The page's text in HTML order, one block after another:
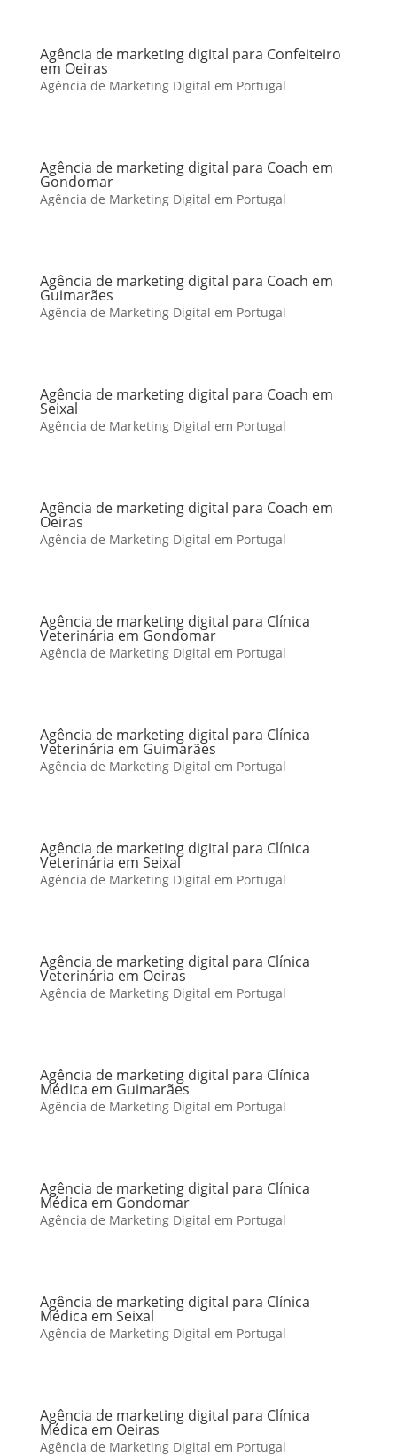
Agência de marketing digital para Confeiteiro
em Oeiras
Agência de Marketing Digital em Portugal
Agência de marketing digital para Coach em
Gondomar
Agência de Marketing Digital em Portugal
Agência de marketing digital para Coach em
Guimarães
Agência de Marketing Digital em Portugal
Agência de marketing digital para Coach em
Seixal
Agência de Marketing Digital em Portugal
Agência de marketing digital para Coach em
Oeiras
Agência de Marketing Digital em Portugal
Agência de marketing digital para Clínica
Veterinária em Gondomar
Agência de Marketing Digital em Portugal
Agência de marketing digital para Clínica
Veterinária em Guimarães
Agência de Marketing Digital em Portugal
Agência de marketing digital para Clínica
Veterinária em Seixal
Agência de Marketing Digital em Portugal
Agência de marketing digital para Clínica
Veterinária em Oeiras
Agência de Marketing Digital em Portugal
Agência de marketing digital para Clínica
Médica em Guimarães
Agência de Marketing Digital em Portugal
Agência de marketing digital para Clínica
Médica em Gondomar
Agência de Marketing Digital em Portugal
Agência de marketing digital para Clínica
Médica em Seixal
Agência de Marketing Digital em Portugal
Agência de marketing digital para Clínica
Médica em Oeiras
Agência de Marketing Digital em Portugal